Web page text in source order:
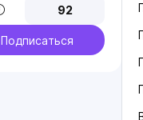
92
Подписаться